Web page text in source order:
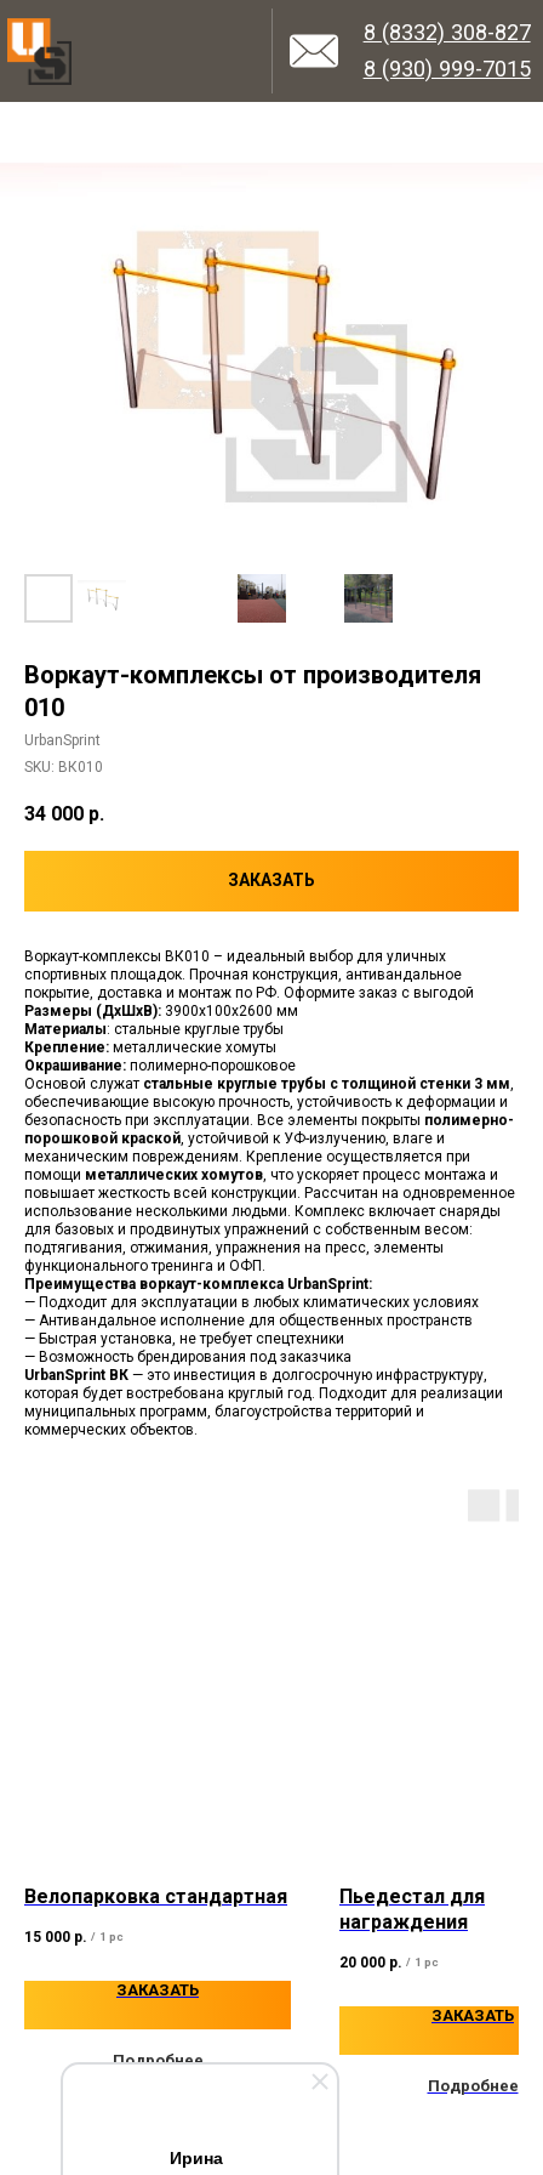
Ирина
8 (8332) 308-827
8 (930) 999-7015
Воркаут-комплексы от производителя
010
UrbanSprint
SKU: ВК010
34 000 р.
ЗАКАЗАТЬ
Воркаут-комплексы ВК010 – идеальный выбор для уличных
спортивных площадок. Прочная конструкция, антивандальное
покрытие, доставка и монтаж по РФ. Оформите заказ с выгодой
Размеры (ДхШхВ): 3900х100х2600 мм
Материалы: стальные круглые трубы
Крепление: металлические хомуты
Окрашивание: полимерно-порошковое
Основой служат стальные круглые трубы с толщиной стенки 3 мм
обеспечивающие высокую прочность, устойчивость к деформации и
безопасность при эксплуатации. Все элементы покрыты полимерно-
порошковой краской , устойчивой к УФ-излучению, влаге и
механическим повреждениям. Крепление осуществляется при
помощи металлических хомутов , что ускоряет процесс монтажа и
повышает жесткость всей конструкции. Рассчитан на одновременное
использование несколькими людьми. Комплекс включает снаряды
для базовых и продвинутых упражнений с собственным весом:
подтягивания, отжимания, упражнения на пресс, элементы
функционального тренинга и ОФП.
Преимущества воркаут-комплекса UrbanSprint:
— Подходит для эксплуатации в любых климатических условиях
— Антивандальное исполнение для общественных пространств
— Быстрая установка, не требует спецтехники
— Возможность брендирования под заказчика
UrbanSprint ВК — это инвестиция в долгосрочную инфраструктуру,
которая будет востребована круглый год. Подходит для реализации
муниципальных программ, благоустройства территорий и
коммерческих объектов.
Велопарковка стандартная
15 000 р. / 1 pc
ЗАКАЗАТЬ
Подробнее
Пьедестал для
награждения
20 000 р. / 1 pc
ЗАКАЗАТЬ
Подробнее